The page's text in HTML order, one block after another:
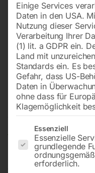
Nicht
Ø 38 mm, Kopflänge
Einige Services
Daten in den USA.
Nutzung dieser
Verarbeitung Ihrer
(1) lit. a GDPR ein.
Land mit
Standards ein. Es
Gefahr, dass US-
Daten in
ohne dass für
Klagemöglichkeit
Es folgt eine Liste der
Essenziell
Essenzielle
grundlegende
erforderlich.